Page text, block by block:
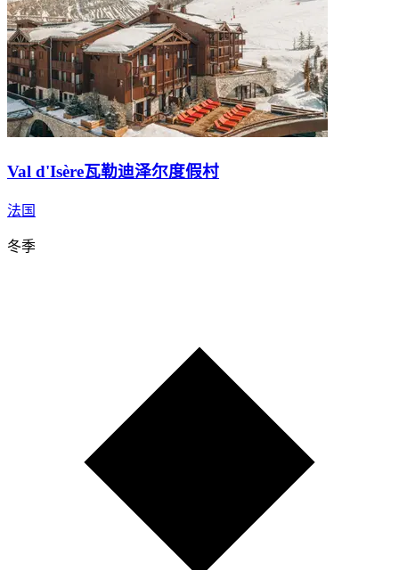
Val d'Isère瓦勒迪泽尔度假村
法国
冬季